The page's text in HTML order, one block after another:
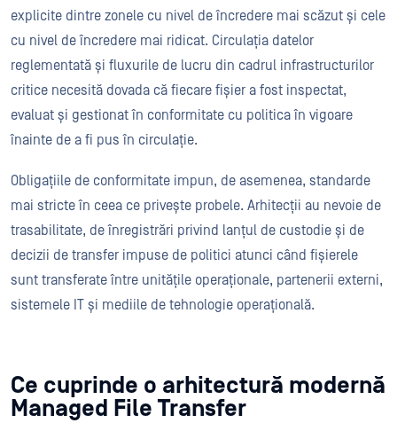
explicite dintre zonele cu nivel de încredere mai scăzut și cele
cu nivel de încredere mai ridicat. Circulația datelor
reglementată și fluxurile de lucru din cadrul infrastructurilor
critice necesită dovada că fiecare fișier a fost inspectat,
evaluat și gestionat în conformitate cu politica în vigoare
înainte de a fi pus în circulație.
Obligațiile de conformitate impun, de asemenea, standarde
mai stricte în ceea ce privește probele. Arhitecții au nevoie de
trasabilitate, de înregistrări privind lanțul de custodie și de
decizii de transfer impuse de politici atunci când fișierele
sunt transferate între unitățile operaționale, partenerii externi,
sistemele IT și mediile de tehnologie operațională.
Ce cuprinde o arhitectură modernă
Managed File Transfer